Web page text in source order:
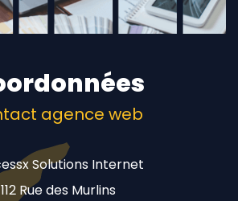
agence web
Solutions Internet
112 Rue des Murlins